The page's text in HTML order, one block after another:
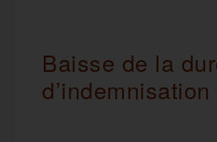
Baisse de la
d’indemnisation